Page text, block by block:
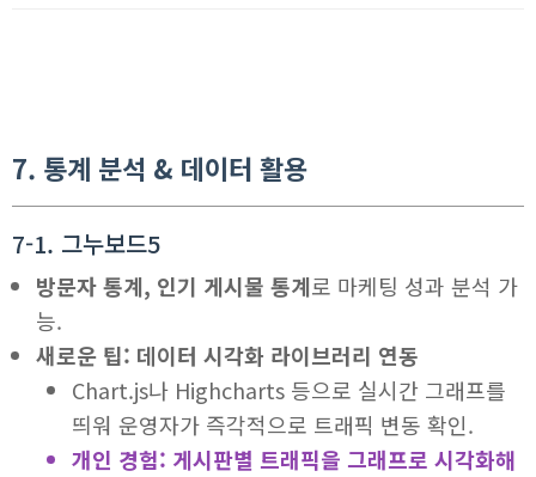
7. 통계 분석 & 데이터 활용
7-1. 그누보드5
방문자 통계, 인기 게시물 통계로 마케팅 성과 분석 가
능.
새로운 팁: 데이터 시각화 라이브러리 연동
Chart.js나 Highcharts 등으로 실시간 그래프를
띄워 운영자가 즉각적으로 트래픽 변동 확인.
개인 경험: 게시판별 트래픽을 그래프로 시각화해